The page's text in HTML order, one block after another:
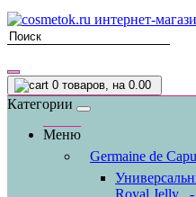
0 товаров, на 0.00
Категории
Меню
Germaine de
Royal Jelly